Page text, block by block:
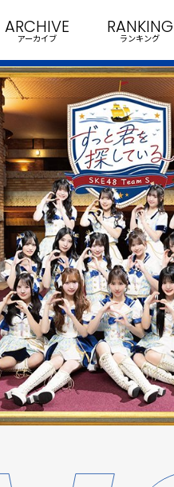
ARCHIVE
アーカイブ
RANKING
ランキング